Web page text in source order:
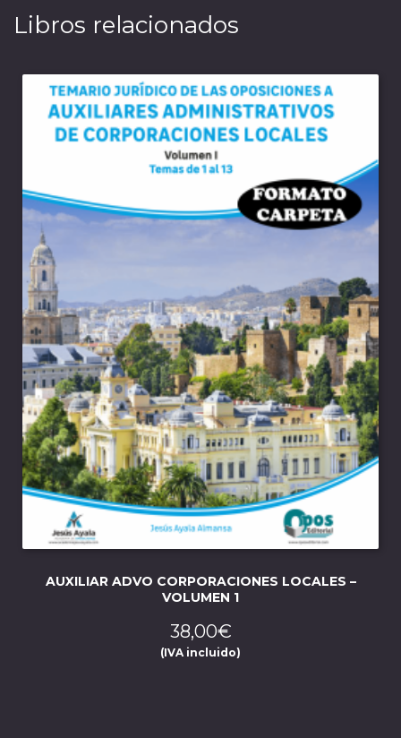
Libros relacionados
AUXILIAR ADVO CORPORACIONES LOCALES –
VOLUMEN 1
38,00€
(IVA incluido)